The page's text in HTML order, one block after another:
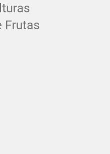
Frutas